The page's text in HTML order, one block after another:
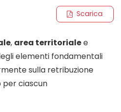
Scarica
, area territorialee
elementi fondamentali
sulla retribuzione
per ciascun